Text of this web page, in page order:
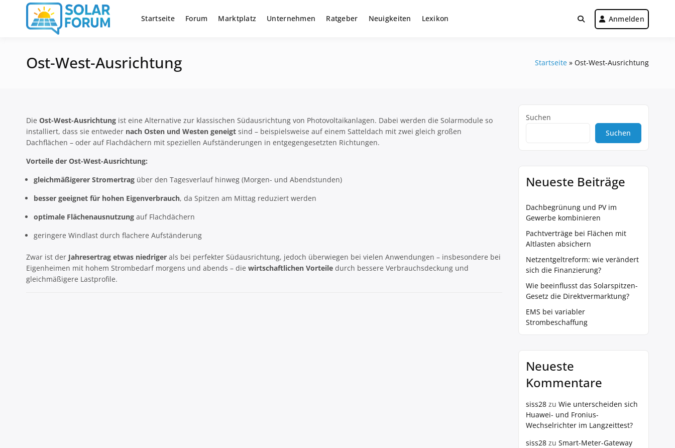
springen
Solar Forum
Deutschlandweit Nr. 1 Forum für gewerbliche Solar Investments
Startseite Forum Marktplatz Unternehmen Ratgeber Neuigkeiten Lexikon Anmelden
Ost-West-Ausrichtung Startseite » Ost-West-Ausrichtung
Die Ost-West-Ausrichtung ist eine Alternative zur klassischen Südausrichtung von Photovoltaikanlagen. Dabei werden die Solarmodule so
installiert, dass sie entweder nach Osten und Westen geneigt sind – beispielsweise auf einem Satteldach mit zwei gleich großen
Dachflächen – oder auf Flachdächern mit speziellen Aufständerungen in entgegengesetzten Richtungen.
Vorteile der Ost-West-Ausrichtung:
gleichmäßigerer Stromertragüber den Tagesverlauf hinweg (Morgen- und Abendstunden)
besser geeignet für hohen Eigenverbrauch, da Spitzen am Mittag reduziert werden
optimale Flächenausnutzungauf Flachdächern
geringere Windlast durch flachere Aufständerung
Zwar ist der Jahresertrag etwas niedriger als bei perfekter Südausrichtung, jedoch überwiegen bei vielen Anwendungen – insbesondere bei
Eigenheimen mit hohem Strombedarf morgens und abends – die wirtschaftlichen Vorteile durch bessere Verbrauchsdeckung und
gleichmäßigere Lastprofile.
Suchen
Suchen
Neueste Beiträge
Dachbegrünung und PV im
Gewerbe kombinieren
Pachtverträge bei Flächen mit
Altlasten absichern
Netzentgeltreform: wie verändert
sich die Finanzierung?
Wie beeinflusst das Solarspitzen-
Gesetz die Direktvermarktung?
EMS bei variabler
Strombeschaffung
Neueste
Kommentare
siss28 zu Wie unterscheiden sich
Huawei- und Fronius-
Wechselrichter im Langzeittest?
siss28 zu Smart-Meter-Gateway